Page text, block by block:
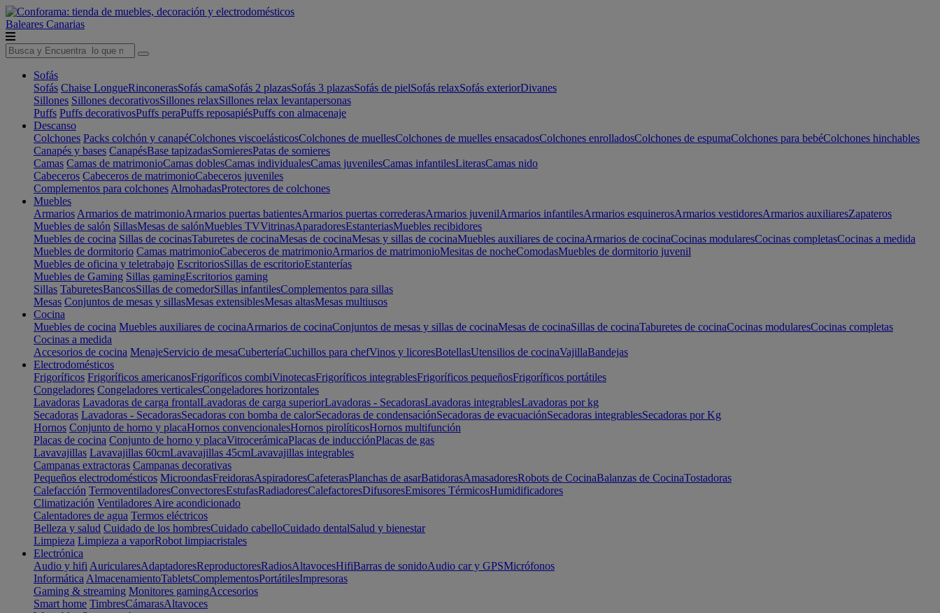
Baleares Canarias
Sofás
Sofás Chaise LongueRinconerasSofás camaSofás 2 plazasSofás 3 plazasSofás de pielSofás relaxSofás exteriorDivanes
Sillones Sillones decorativosSillones relaxSillones relax levantapersonas
Puffs Puffs decorativosPuffs peraPuffs reposapiésPuffs con almacenaje
Descanso
Colchones Packs colchón y canapéColchones viscoelásticosColchones de muellesColchones de muelles ensacadosColchones enrolladosColchones de espumaColchones para bebéColchones hinchables
Canapés y bases CanapésBase tapizadasSomieresPatas de somieres
Camas Camas de matrimonioCamas doblesCamas individualesCamas juvenilesCamas infantilesLiterasCamas nido
Cabeceros Cabeceros de matrimonioCabeceros juveniles
Complementos para colchones AlmohadasProtectores de colchones
Muebles
Armarios Armarios de matrimonioArmarios puertas batientesArmarios puertas correderasArmarios juvenilArmarios infantilesArmarios esquinerosArmarios vestidoresArmarios auxiliaresZapateros
Muebles de salón SillasMesas de salónMuebles TVVitrinasAparadoresEstanteriasMuebles recibidores
Muebles de cocina Sillas de cocinasTaburetes de cocinaMesas de cocinaMesas y sillas de cocinaMuebles auxiliares de cocinaArmarios de cocinaCocinas modularesCocinas completasCocinas a medida
Muebles de dormitorio Camas matrimonioCabeceros de matrimonioArmarios de matrimonioMesitas de nocheComodasMuebles de dormitorio juvenil
Muebles de oficina y teletrabajo EscritoriosSillas de escritorioEstanterías
Muebles de Gaming Sillas gamingEscritorios gaming
Sillas TaburetesBancosSillas de comedorSillas infantilesComplementos para sillas
Mesas Conjuntos de mesas y sillasMesas extensiblesMesas altasMesas multiusos
Cocina
Muebles de cocina Muebles auxiliares de cocinaArmarios de cocinaConjuntos de mesas y sillas de cocinaMesas de cocinaSillas de cocinaTaburetes de cocinaCocinas modularesCocinas completas
Cocinas a medida
Accesorios de cocina MenajeServicio de mesaCuberteríaCuchillos para chefVinos y licoresBotellasUtensilios de cocinaVajillaBandejas
Electrodomésticos
Frigoríficos Frigoríficos americanosFrigoríficos combiVinotecasFrigoríficos integrablesFrigoríficos pequeñosFrigoríficos portátiles
Congeladores Congeladores verticalesCongeladores horizontales
Lavadoras Lavadoras de carga frontalLavadoras de carga superiorLavadoras - SecadorasLavadoras integrablesLavadoras por kg
Secadoras Lavadoras - SecadorasSecadoras con bomba de calorSecadoras de condensaciónSecadoras de evacuaciónSecadoras integrablesSecadoras por Kg
Hornos Conjunto de horno y placaHornos convencionalesHornos pirolíticosHornos multifunción
Placas de cocina Conjunto de horno y placaVitrocerámicaPlacas de inducciónPlacas de gas
Lavavajillas Lavavajillas 60cmLavavajillas 45cmLavavajillas integrables
Campanas extractoras Campanas decorativas
Pequeños electrodomésticos MicroondasFreidorasAspiradoresCafeterasPlanchas de asarBatidorasAmasadoresRobots de CocinaBalanzas de CocinaTostadoras
Calefacción TermoventiladoresConvectoresEstufasRadiadoresCalefactoresDifusoresEmisores TérmicosHumidificadores
Climatización Ventiladores Aire acondicionado
Calentadores de agua Termos eléctricos
Belleza y salud Cuidado de los hombresCuidado cabelloCuidado dentalSalud y bienestar
Limpieza Limpieza a vaporRobot limpiacristales
Electrónica
Audio y hifi AuricularesAdaptadoresReproductoresRadiosAltavocesHifiBarras de sonidoAudio car y GPSMicrófonos
Informática AlmacenamientoTabletsComplementosPortátilesImpresoras
Gaming & streaming Monitores gamingAccesorios
Smart home TimbresCámarasAltavoces